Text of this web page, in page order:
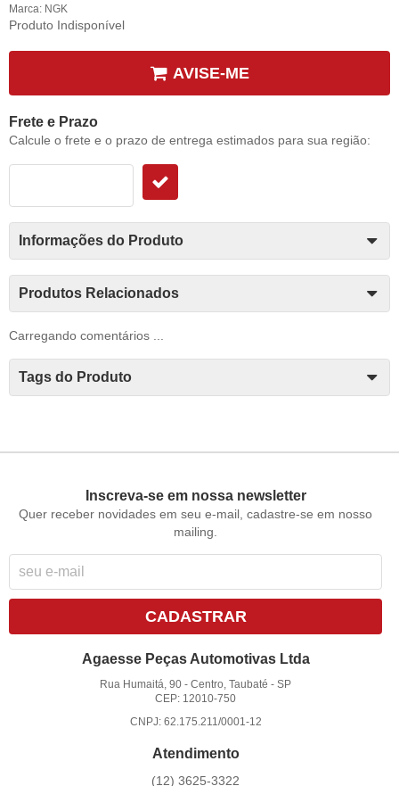
Marca: NGK
Produto Indisponível
AVISE-ME
Frete e Prazo
Calcule o frete e o prazo de entrega estimados para sua região:
Informações do Produto
Produtos Relacionados
Carregando comentários ...
Tags do Produto
Inscreva-se em nossa newsletter
Quer receber novidades em seu e-mail, cadastre-se em nosso
mailing.
CADASTRAR
Agaesse Peças Automotivas Ltda
Rua Humaitá, 90 -Centro, Taubaté -SP
CEP: 12010-750
CNPJ: 62.175.211/0001-12
Atendimento
(12) 3625-3322